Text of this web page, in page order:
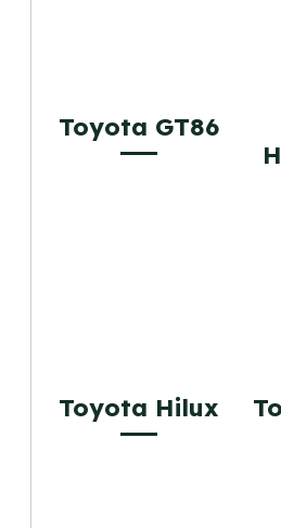
Toyota GT86
Toyota Hilux